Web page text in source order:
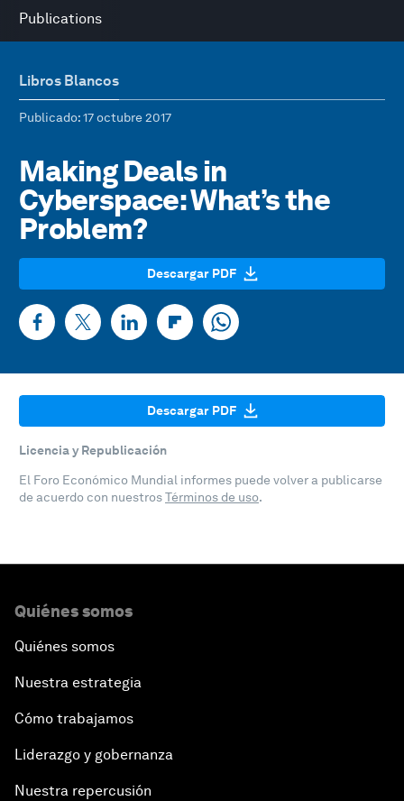
Publications
Libros Blancos
Publicado: 17 octubre 2017
Making Deals in
Cyberspace: What’s the
Problem?
Descargar PDF
Descargar PDF
Licencia y Republicación
El Foro Económico Mundial informes puede volver a publicarse
de acuerdo con nuestrosTérminos de uso.
Quiénes somos
Quiénes somos
Nuestra estrategia
Cómo trabajamos
Liderazgo y gobernanza
Nuestra repercusión